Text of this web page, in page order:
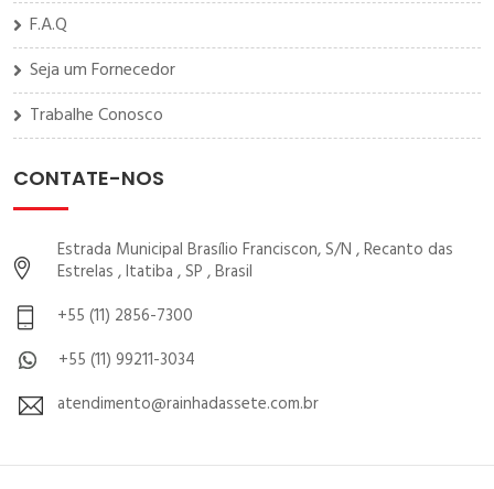
F.A.Q
Seja um Fornecedor
Trabalhe Conosco
CONTATE-NOS
Estrada Municipal Brasílio Franciscon, S/N , Recanto das
Estrelas , Itatiba , SP , Brasil
+55 (11) 2856-7300
+55 (11) 99211-3034
atendimento@rainhadassete.com.br